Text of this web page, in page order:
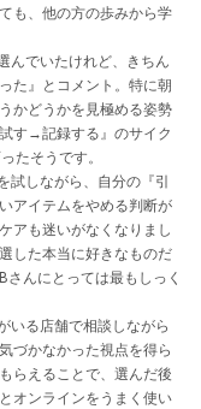
も、他の方の歩みから学
んでいたけれど、きちん
た』とコメント。特に朝
かどうかを見極める姿勢
す→記録する』のサイク
たそうです。
試しながら、自分の『引
アイテムをやめる判断が
アも迷いがなくなりまし
した本当に好きなものだ
んにとっては最もしっく
いる店舗で相談しながら
づかなかった視点を得ら
らえることで、選んだ後
オンラインをうまく使い